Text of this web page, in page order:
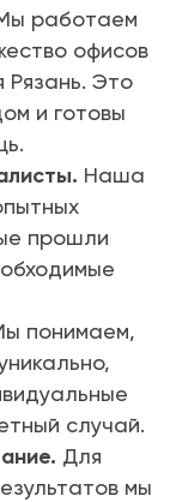
работаем
офисов
Рязань. Это
и готовы
Наша
прошли
понимаем,
случай.
Для
мы